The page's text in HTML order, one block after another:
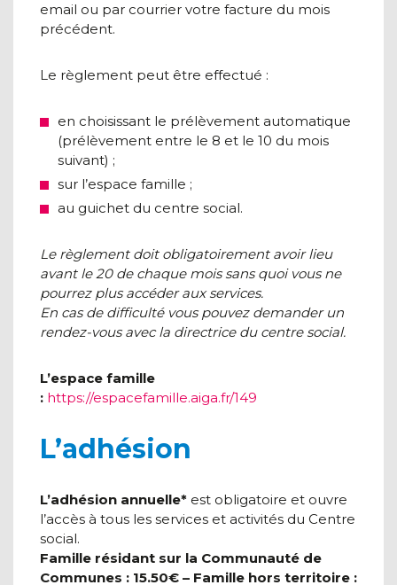
email ou par courrier votre facture du mois
précédent.
Le règlement peut être effectué :
en choisissant le prélèvement automatique
(prélèvement entre le 8 et le 10 du mois
suivant) ;
sur l’espace famille ;
au guichet du centre social.
Le règlement doit obligatoirement avoir lieu
avant le 20 de chaque mois sans quoi vous ne
pourrez plus accéder aux services.
En cas de difficulté vous pouvez demander un
rendez-vous avec la directrice du centre social.
L’espace famille
: https://espacefamille.aiga.fr/149
L’adhésion
L’adhésion annuelle* est obligatoire et ouvre
l’accès à tous les services et activités du Centre
social.
Famille résidant sur la Communauté de
Communes : 15.50€ – Famille hors territoire :